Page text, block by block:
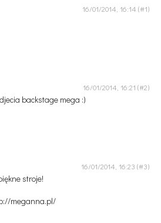
16/01/2014, 16:14
16/01/2014, 16:21
backstage mega :)
16/01/2014, 16:23
stroje!
meganna.pl/